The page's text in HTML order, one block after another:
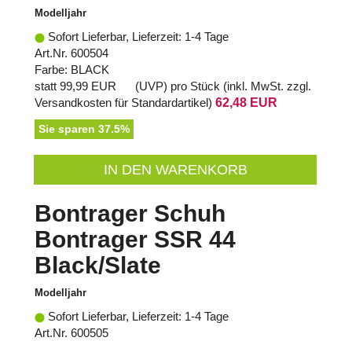
Modelljahr
Sofort Lieferbar, Lieferzeit: 1-4 Tage
Art.Nr. 600504
Farbe: BLACK
statt 99,99 EUR (UVP) pro Stück (inkl. MwSt. zzgl.
Versandkosten für Standardartikel) 62,48 EUR
Sie sparen 37.5%
IN DEN WARENKORB
Bontrager Schuh
Bontrager SSR 44
Black/Slate
Modelljahr
Sofort Lieferbar, Lieferzeit: 1-4 Tage
Art.Nr. 600505